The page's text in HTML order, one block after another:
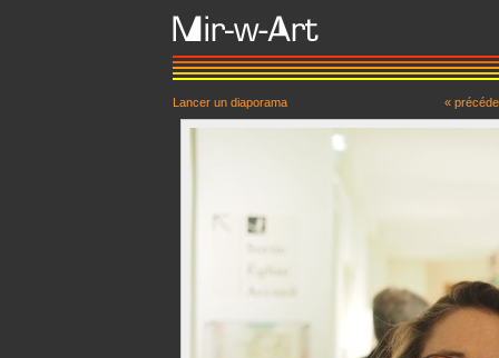
Lancer un diaporama «